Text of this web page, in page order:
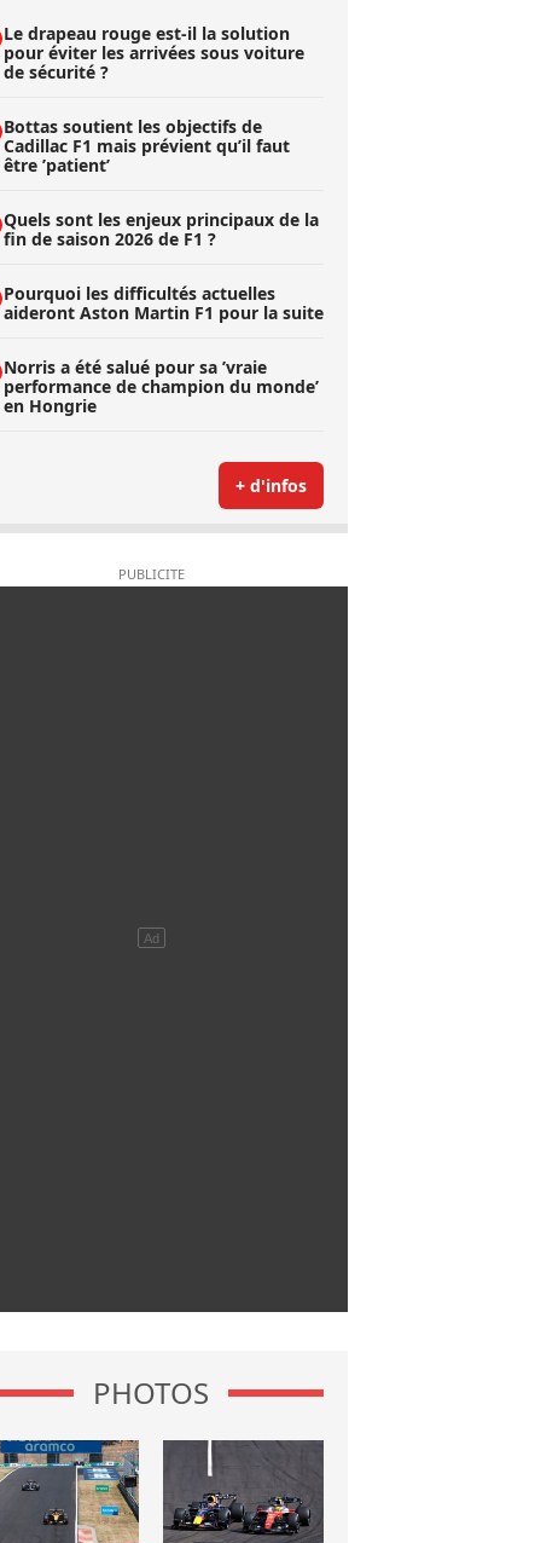
Le drapeau rouge est-il la solution
pour éviter les arrivées sous voiture
de sécurité ?
Bottas soutient les objectifs de
Cadillac F1 mais prévient qu’il faut
être ’patient’
Quels sont les enjeux principaux de la
fin de saison 2026 de F1 ?
Pourquoi les difficultés actuelles
aideront Aston Martin F1 pour la suite
Norris a été salué pour sa ’vraie
performance de champion du monde’
en Hongrie
+ d'infos
PHOTOS